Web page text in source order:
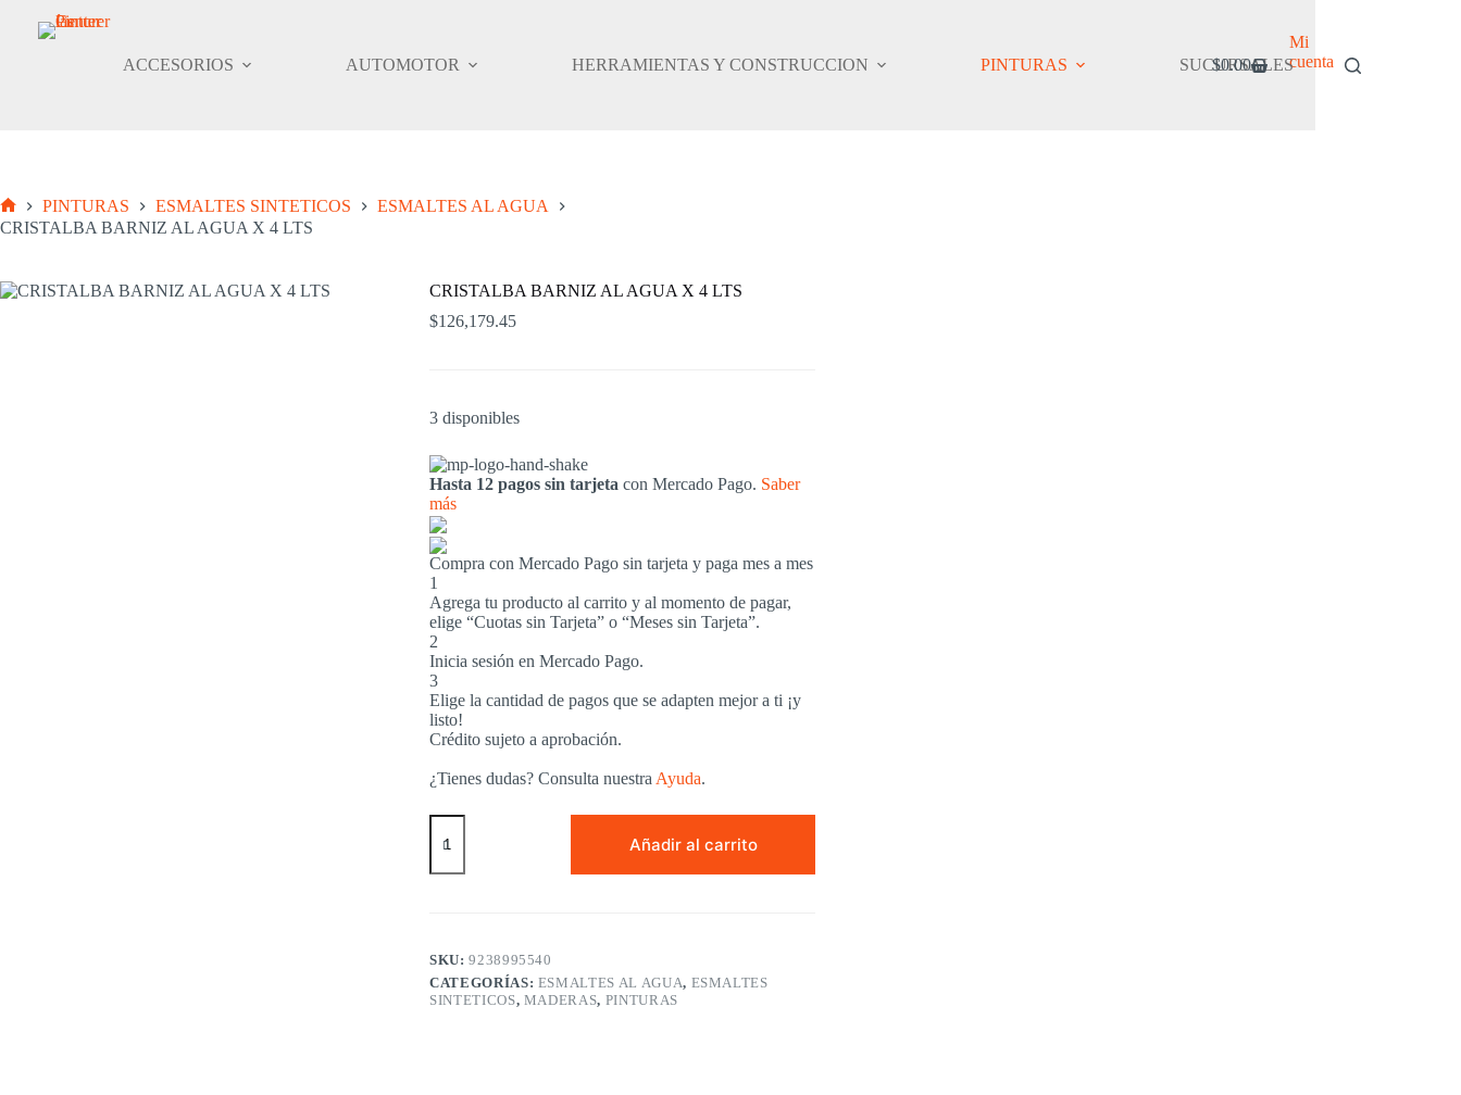
ACCESORIOS
AUTOMOTOR HERRAMIENTAS Y CONSTRUCCION PINTURAS SUCURSALES
Carro
$0.00
Mi
cuenta
Inicio
PINTURAS ESMALTES SINTETICOS
ESMALTES AL AGUA
CRISTALBA BARNIZ AL AGUA X 4 LTS
CRISTALBA BARNIZ AL AGUA X 4 LTS
$126,179.45
3 disponibles
Hasta 12 pagos sin tarjeta con Mercado Pago. Saber
más
Compra con Mercado Pago sin tarjeta y paga mes a mes
1
Agrega tu producto al carrito y al momento de pagar,
elige “Cuotas sin Tarjeta” o “Meses sin Tarjeta”.
2
Inicia sesión en Mercado Pago.
3
Elige la cantidad de pagos que se adapten mejor a ti ¡y
listo!
Crédito sujeto a aprobación.
¿Tienes dudas? Consulta nuestra Ayuda.
CRISTALBA
BARNIZ
AGUA
cantidad
Añadir al carrito
SKU:9238995540
CATEGORÍAS: ESMALTES AL AGUA, ESMALTES
SINTETICOS, MADERAS, PINTURAS